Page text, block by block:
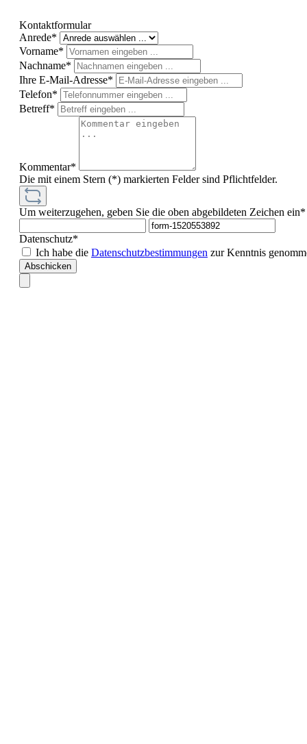
Kontaktformular
Anrede*
Vorname*
Nachname*
Ihre E-Mail-Adresse*
Telefon*
Betreff*
Kommentar*
Die mit einem Stern (*) markierten Felder sind Pflichtfelder.
Um weiterzugehen, geben Sie die oben abgebildeten Zeichen ein*
Datenschutz*
Ich habe die Datenschutzbestimmungen zur Kenntnis
Abschicken